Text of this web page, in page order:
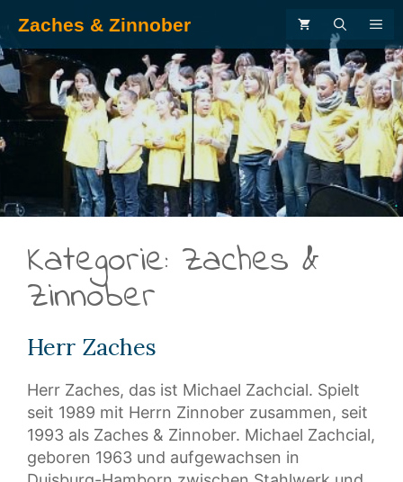
Inhalt
springen
Zaches & Zinnober
.
Kategorie: Zaches &
Zinnober
Herr Zaches
Herr Zaches, das ist Michael Zachcial. Spielt
seit 1989 mit Herrn Zinnober zusammen, seit
1993 als Zaches & Zinnober. Michael Zachcial,
geboren 1963 und aufgewachsen in